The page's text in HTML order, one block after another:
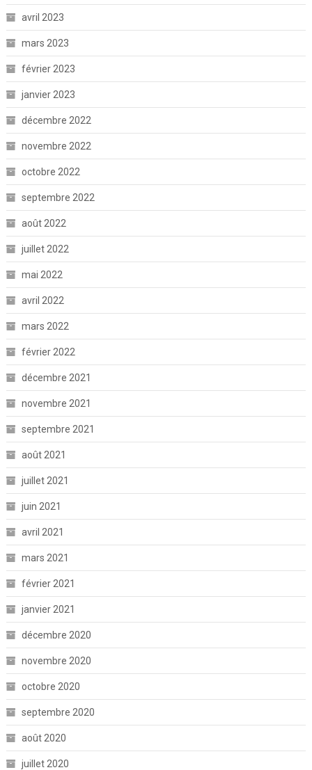
avril 2023
mars 2023
février 2023
janvier 2023
décembre 2022
novembre 2022
octobre 2022
septembre 2022
août 2022
juillet 2022
mai 2022
avril 2022
mars 2022
février 2022
décembre 2021
novembre 2021
septembre 2021
août 2021
juillet 2021
juin 2021
avril 2021
mars 2021
février 2021
janvier 2021
décembre 2020
novembre 2020
octobre 2020
septembre 2020
août 2020
juillet 2020